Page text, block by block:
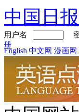
中国日
用户名
册
English 中文网 漫画网